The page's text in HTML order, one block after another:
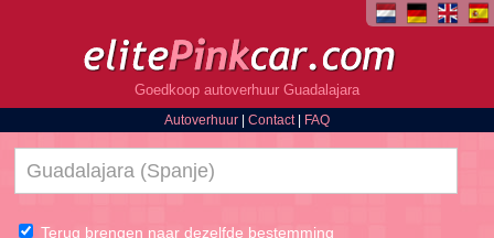
Goedkoop autoverhuur Guadalajara
Autoverhuur
Contact| FAQ
Terug brengen naar dezelfde bestemming